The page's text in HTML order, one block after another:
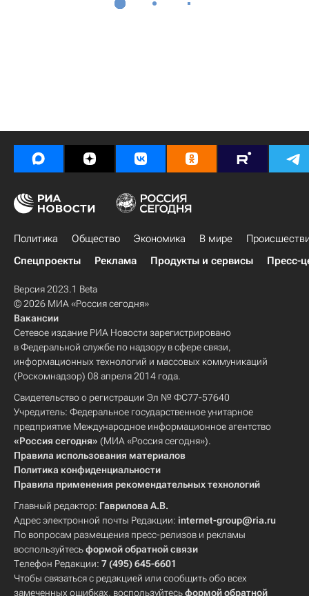
Политика Общество Экономика В мире
Спецпроекты
Реклама Продукты и сервисы Пресс-
Версия 2023.1 Beta
© 2026 МИА «Россия сегодня»
Вакансии
Сетевое издание РИА Новости зарегистрировано
в Федеральной службе по надзору в сфере связи,
информационных технологий и массовых коммуникаций
(Роскомнадзор) 08 апреля 2014 года.
Свидетельство о регистрации Эл № ФС77-57640
Учредитель: Федеральное государственное унитарное
предприятие Международное информационное агентство
«Россия сегодня» (МИА «Россия сегодня»).
Правила использования материалов
Политика конфиденциальности
Правила применения рекомендательных технологий
Главный редактор: Гаврилова А.В.
Адрес электронной почты Редакции: internet-group@ria.ru
По вопросам размещения пресс-релизов и рекламы
воспользуйтесьформой обратной связи
Телефон Редакции: 7 (495) 645-6601
Чтобы связаться с редакцией или сообщить обо всех
замеченных ошибках, воспользуйтесьформой обратной